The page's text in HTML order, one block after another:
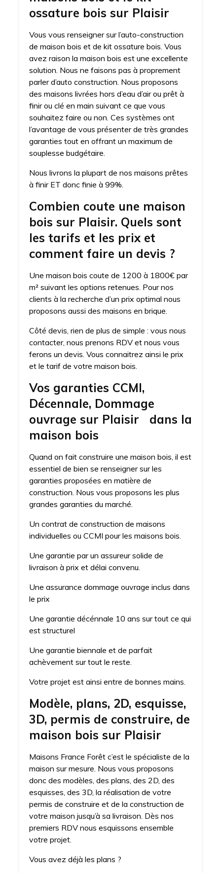
ossature bois sur Plaisir
Vous vous renseigner sur l’auto-construction
de maison bois et de kit ossature bois. Vous
avez raison la maison bois est une excellente
solution. Nous ne faisons pas à proprement
parler d’auto construction. Nous proposons
des maisons livrées hors d’eau d’air ou prêt à
finir ou clé en main suivant ce que vous
souhaitez faire ou non. Ces systèmes ont
l’avantage de vous présenter de très grandes
garanties tout en offrant un maximum de
souplesse budgétaire.
Nous livrons la plupart de nos maisons prêtes
à finir ET donc finie à 99%.
Combien coute une maison
bois sur Plaisir. Quels sont
les tarifs et les prix et
comment faire un devis ?
Une maison bois coute de 1200 à 1800€ par
m² suivant les options retenues. Pour nos
clients à la recherche d’un prix optimal nous
proposons aussi des maisons en brique.
Côté devis, rien de plus de simple : vous nous
contacter, nous prenons RDV et nous vous
ferons un devis. Vous connaitrez ainsi le prix
et le tarif de votre maison bois.
Vos garanties CCMI,
Décennale, Dommage
ouvrage sur Plaisir dans la
maison bois
Quand on fait construire une maison bois, il est
essentiel de bien se renseigner sur les
garanties proposées en matière de
construction. Nous vous proposons les plus
grandes garanties du marché.
Un contrat de construction de maisons
individuelles ou CCMI pour les maisons bois.
Une garantie par un assureur solide de
livraison à prix et délai convenu.
Une assurance dommage ouvrage inclus dans
le prix
Une garantie décénnale 10 ans sur tout ce qui
est structurel
Une garantie biennale et de parfait
achèvement sur tout le reste.
Votre projet est ainsi entre de bonnes mains.
Modèle, plans, 2D, esquisse,
3D, permis de construire, de
maison bois sur Plaisir
Maisons France Forêt c’est le spécialiste de la
maison sur mesure. Nous vous proposons
donc des modèles, des plans, des 2D, des
esquisses, des 3D, la réalisation de votre
permis de construire et de la construction de
votre maison jusqu’à sa livraison. Dès nos
premiers RDV nous esquissons ensemble
votre projet.
Vous avez déjà les plans ?